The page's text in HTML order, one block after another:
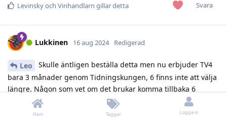
Svara
Levinskyoch Vinhandlarn gillar detta
Lukkinen 16 aug 2024 Redigerad
Leo
Skulle äntligen beställa detta men nu erbjuder TV4
bara 3 månader genom Tidningskungen, 6 finns inte att välja
längre. Någon som vet om det brukar komma tillbaka 6
månader lite senare igen? Tänker att tecknar jag 3 månader
nu och 6 månader efter det så har jag täckt in allt av intresse.
Hem Taggar Logga in